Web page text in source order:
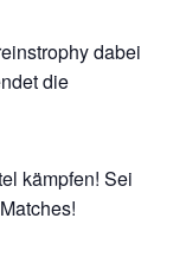
dabei
die
kämpfen! Sei